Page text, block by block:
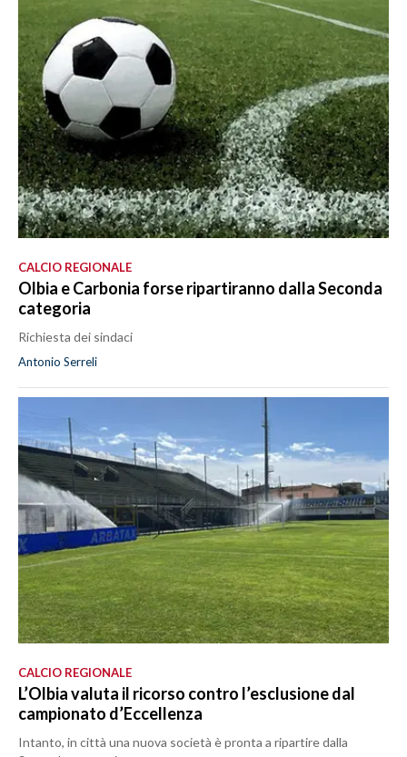
CALCIO REGIONALE
Olbia e Carbonia forse ripartiranno dalla Seconda
categoria
Richiesta dei sindaci
Antonio Serreli
CALCIO REGIONALE
L’Olbia valuta il ricorso contro l’esclusione dal
campionato d’Eccellenza
Intanto, in città una nuova società è pronta a ripartire dalla